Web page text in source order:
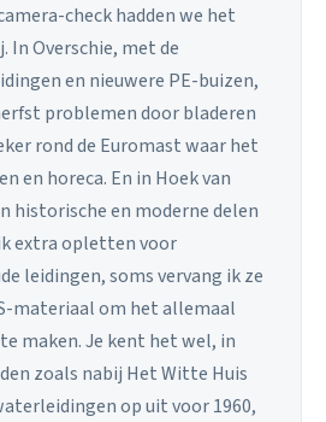
check hadden we het
Overschie, met de
en nieuwere PE-buizen,
problemen door bladeren
rond de Euromast waar het
en horeca. En in Hoek van
historische en moderne delen
extra opletten voor
leidingen, soms vervang ik ze
materiaal om het allemaal
maken. Je kent het wel, in
zoals nabij Het Witte Huis
op uit voor 1960,